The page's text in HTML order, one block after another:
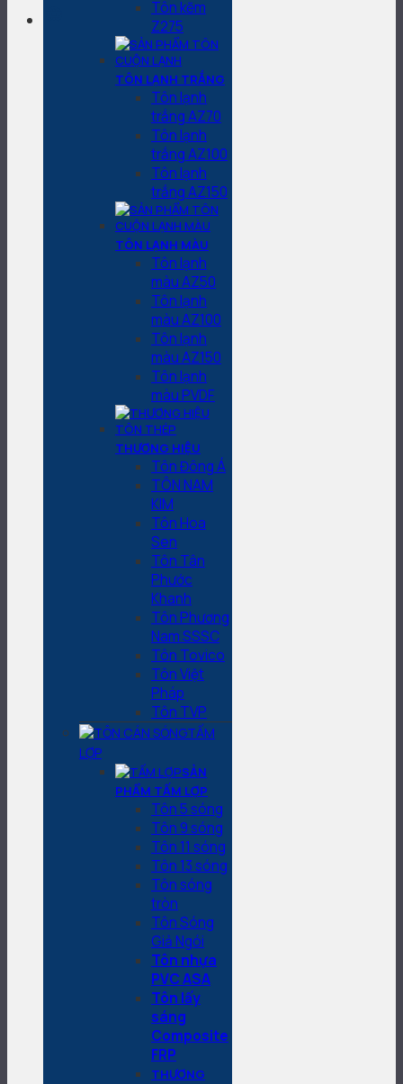
Tôn kẽm
Z275
TÔN LẠNH TRẮNG
Tôn lạnh
trắng AZ70
Tôn lạnh
trắng AZ100
Tôn lạnh
trắng AZ150
TÔN LẠNH MÀU
Tôn lạnh
màu AZ50
Tôn lạnh
màu AZ100
Tôn lạnh
màu AZ150
Tôn lạnh
màu PVDF
THƯƠNG HIỆU
Tôn Đông Á
TÔN NAM
KIM
Tôn Hoa
Sen
Tôn Tân
Phước
Khanh
Tôn Phương
Nam SSSC
Tôn Tovico
Tôn Việt
Pháp
Tôn TVP
TẤM
LỢP
SẢN
PHẨM TẤM LỢP
Tôn 5 sóng
Tôn 9 sóng
Tôn 11 sóng
Tôn 13 sóng
Tôn sóng
tròn
Tôn Sóng
Giả Ngói
Tôn nhựa
PVC ASA
Tôn lấy
sáng
Composite
FRP
THƯƠNG